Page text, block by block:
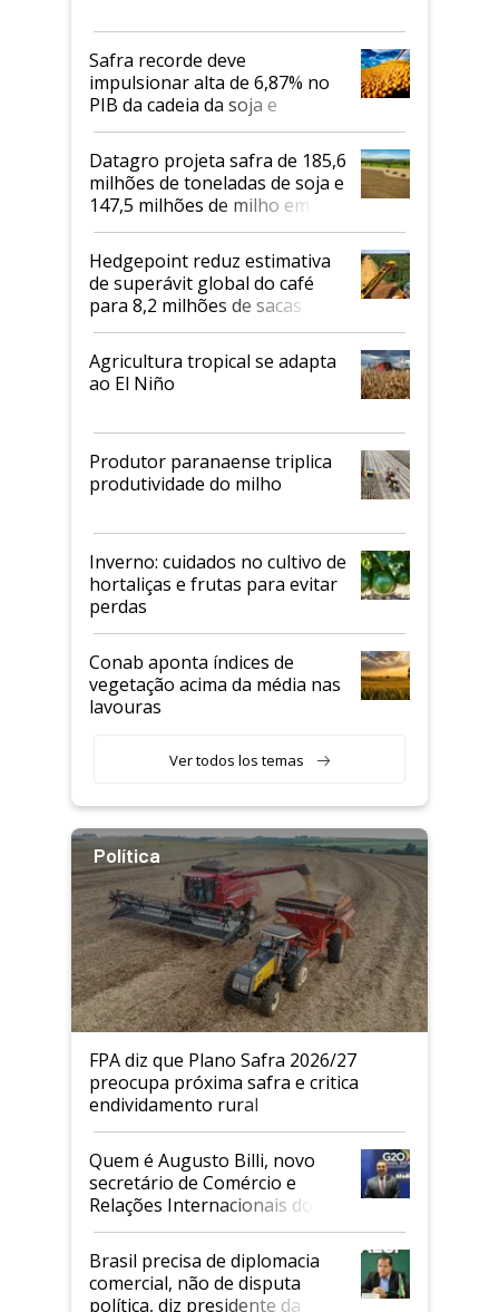
Safra recorde deve
impulsionar alta de 6,87% no
PIB da cadeia da soja e
biodiesel em 2026
Datagro projeta safra de 185,6
milhões de toneladas de soja e
147,5 milhões de milho em
2026/27
Hedgepoint reduz estimativa
de superávit global do café
para 8,2 milhões de sacas
Agricultura tropical se adapta
ao El Niño
Produtor paranaense triplica
produtividade do milho
Inverno: cuidados no cultivo de
hortaliças e frutas para evitar
perdas
Conab aponta índices de
vegetação acima da média nas
lavouras
Ver todos los temas
Política
FPA diz que Plano Safra 2026/27
preocupa próxima safra e critica
endividamento rural
Quem é Augusto Billi, novo
secretário de Comércio e
Relações Internacionais do
Mapa
Brasil precisa de diplomacia
comercial, não de disputa
política, diz presidente da